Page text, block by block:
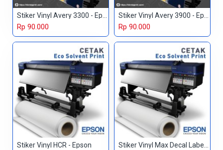
Rp 90.000 Rp 90.000
Stiker Vinyl HCR - Epson